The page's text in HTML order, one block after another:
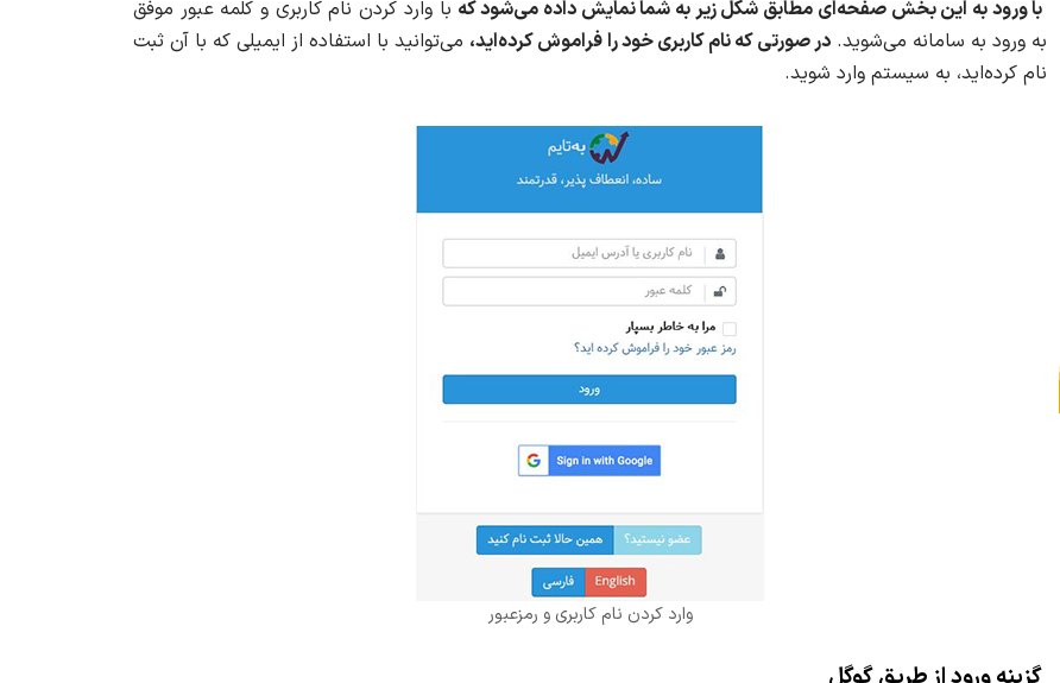
با ورود به این بخش صفحه‌ای مطابق شکل زیر به شما نمایش داده می‌شود که با وارد کردن نام کاربری و کلمه عبور موفق
به ورود به سامانه می‌شوید.در صورتی که نام کاربری خود را فراموش کرده‌اید، می‌توانید با استفاده از ایمیلی که با آن ثبت
نام کرده‌اید، به سیستم وارد شوید.
وارد کردن نام کاربری و رمزعبور